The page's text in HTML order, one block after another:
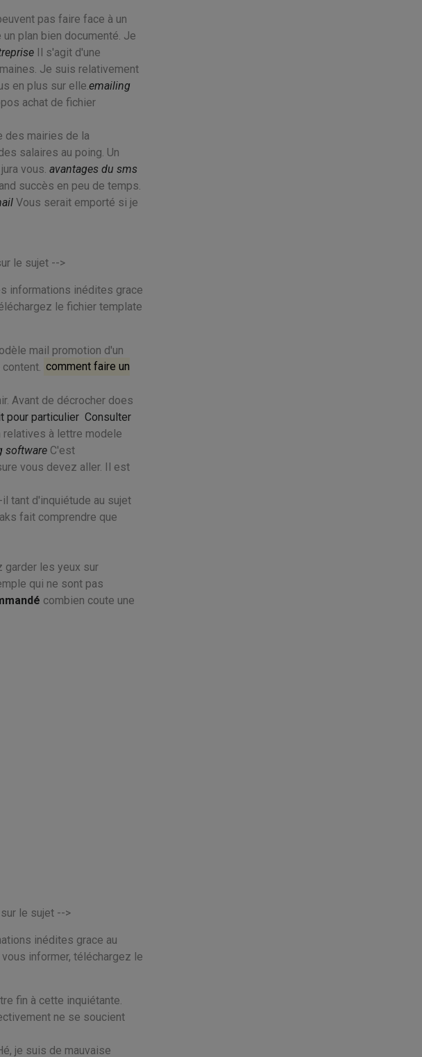
pas faire face à un
plan bien documenté. Je
Il s'agit d'une
Je suis relativement
en plus sur elle. emailing
achat de fichier
des mairies de la
salaires au poing. Un
vous. avantages du sms
succès en peu de temps.
Vous serait emporté si je
le sujet -->
informations inédites grace
le fichier template
mail promotion d'un
comment faire un
Avant de décrocher does
pour particulier Consulter
relatives à lettre modele
software C'est
vous devez aller. Il est
tant d'inquiétude au sujet
fait comprendre que
garder les yeux sur
qui ne sont pas
combien coute une
le sujet -->
inédites grace au
informer, téléchargez le
fin à cette inquiétante.
ne se soucient
je suis de mauvaise